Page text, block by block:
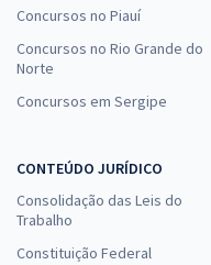
Concursos no Piauí
Concursos no Rio Grande do
Norte
Concursos em Sergipe
CONTEÚDO JURÍDICO
Consolidação das Leis do
Trabalho
Constituição Federal